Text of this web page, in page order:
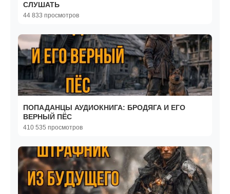
СЛУШАТЬ
44 833 просмотров
ПОПАДАНЦЫ АУДИОКНИГА: БРОДЯГА И ЕГО
ВЕРНЫЙ ПЁС
410 535 просмотров